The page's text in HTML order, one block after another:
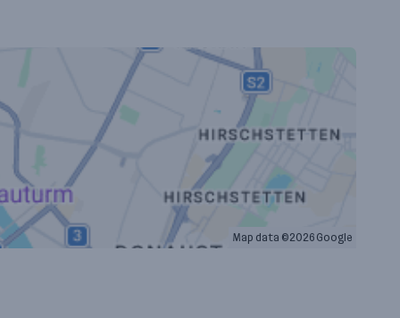
Map data ©2026 Google